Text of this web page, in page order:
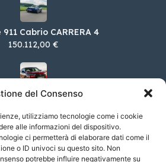
del Consenso
utilizziamo tecnologie come i cookie
alle informazioni del dispositivo.
ci permetterà di elaborare dati come il
o ID univoci su questo sito. Non
potrebbe influire negativamente su
911 Cabrio CARRERA 4
150.112,00 €
E-TENSE Esprit de Voyage
44.400,00 €